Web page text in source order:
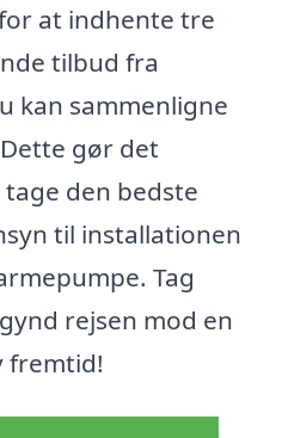
at indhente tre
tilbud fra
kan sammenligne
gør det
den bedste
til installationen
Tag
rejsen mod en
fremtid!